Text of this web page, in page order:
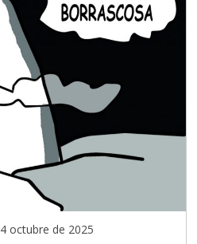
octubre de 2025